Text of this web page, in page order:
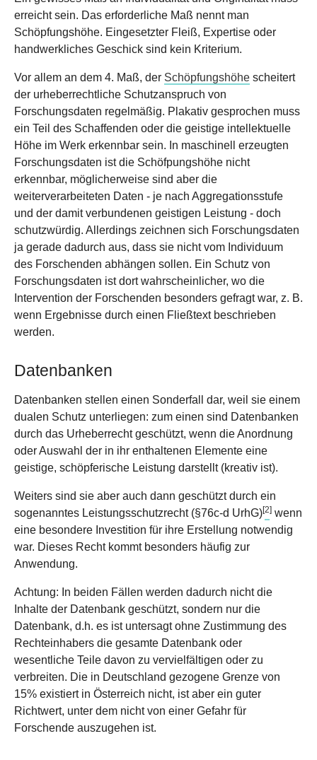
erreicht sein. Das erforderliche Maß nennt man
Schöpfungshöhe. Eingesetzter Fleiß, Expertise oder
handwerkliches Geschick sind kein Kriterium.
Vor allem an dem 4. Maß, der Schöpfungshöhe scheitert
der urheberrechtliche Schutzanspruch von
Forschungsdaten regelmäßig. Plakativ gesprochen muss
ein Teil des Schaffenden oder die geistige intellektuelle
Höhe im Werk erkennbar sein. In maschinell erzeugten
Forschungsdaten ist die Schöfpungshöhe nicht
erkennbar, möglicherweise sind aber die
weiterverarbeiteten Daten - je nach Aggregationsstufe
und der damit verbundenen geistigen Leistung - doch
schutzwürdig. Allerdings zeichnen sich Forschungsdaten
ja gerade dadurch aus, dass sie nicht vom Individuum
des Forschenden abhängen sollen. Ein Schutz von
Forschungsdaten ist dort wahrscheinlicher, wo die
Intervention der Forschenden besonders gefragt war, z. B.
wenn Ergebnisse durch einen Fließtext beschrieben
werden.
Datenbanken
Datenbanken stellen einen Sonderfall dar, weil sie einem
dualen Schutz unterliegen: zum einen sind Datenbanken
durch das Urheberrecht geschützt, wenn die Anordnung
oder Auswahl der in ihr enthaltenen Elemente eine
geistige, schöpferische Leistung darstellt (kreativ ist).
Weiters sind sie aber auch dann geschützt durch ein
sogenanntes Leistungsschutzrecht (§76c-d UrhG)[2] wenn
eine besondere Investition für ihre Erstellung notwendig
war. Dieses Recht kommt besonders häufig zur
Anwendung.
Achtung: In beiden Fällen werden dadurch nicht die
Inhalte der Datenbank geschützt, sondern nur die
Datenbank, d.h. es ist untersagt ohne Zustimmung des
Rechteinhabers die gesamte Datenbank oder
wesentliche Teile davon zu vervielfältigen oder zu
verbreiten. Die in Deutschland gezogene Grenze von
15% existiert in Österreich nicht, ist aber ein guter
Richtwert, unter dem nicht von einer Gefahr für
Forschende auszugehen ist.